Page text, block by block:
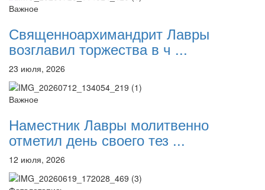
Важное
Священноархимандрит Лавры
возглавил торжества в ч ...
23 июля, 2026
Важное
Наместник Лавры молитвенно
отметил день своего тез ...
12 июля, 2026